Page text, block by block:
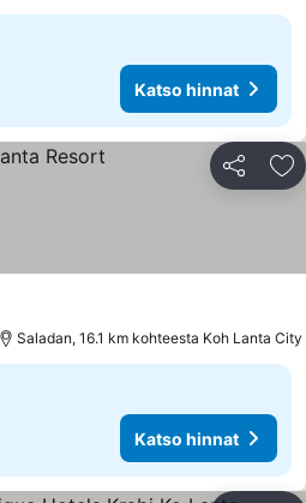
Katso hinnat
Jaa
Saladan, 16.1 km kohteesta Koh Lanta City
Katso hinnat